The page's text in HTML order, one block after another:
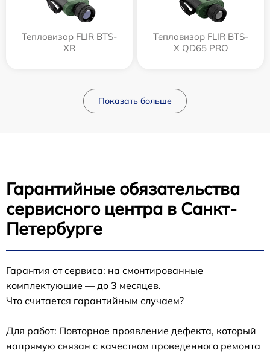
Тепловизор FLIR BTS-
XR
Тепловизор FLIR BTS-
X QD65 PRO
Показать больше
Гарантийные обязательства
сервисного центра в Санкт-
Петербурге
Гарантия от сервиса: на смонтированные
комплектующие — до 3 месяцев.
Что считается гарантийным случаем?
Для работ: Повторное проявление дефекта, который
напрямую связан с качеством проведенного ремонта